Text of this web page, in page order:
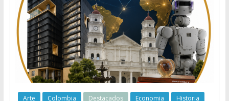
Arte Colombia Destacados Economia
Historia